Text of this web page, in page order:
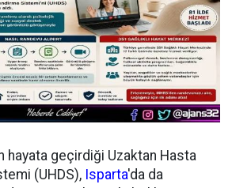
hayata geçirdiği Uzaktan Hasta
(UHDS), Isparta'da da